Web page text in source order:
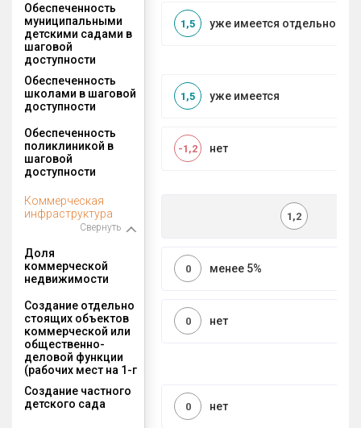
Обеспеченность
муниципальными
детскими садами в
шаговой
доступности
уже имеется
1,5
Обеспеченность
школами в шаговой
доступности
уже имеется
1,5
Обеспеченность
поликлиникой в
шаговой
доступности
нет
-1,2
Коммерческая
инфраструктура
Свернуть
1,2
Доля
коммерческой
недвижимости
менее 5%
0
Создание отдельно
стоящих объектов
коммерческой или
общественно-
деловой функции
(рабочих мест на 1-г
нет
0
Создание частного
детского сада
нет
0